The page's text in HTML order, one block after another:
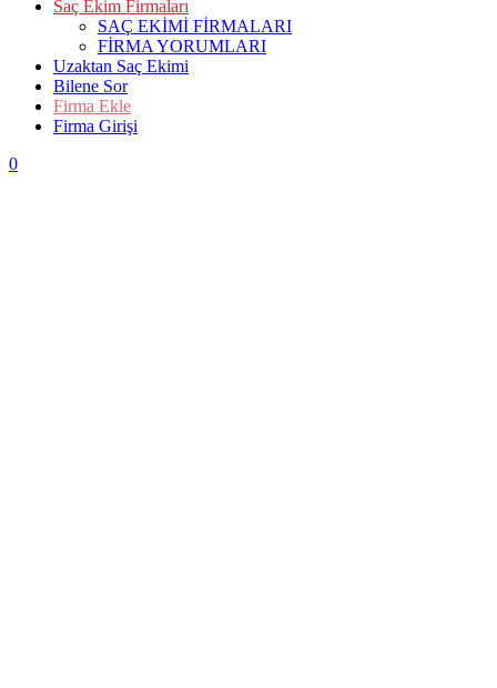
Saç Ekim Firmaları
SAÇ EKİMİ FİRMALARI
FİRMA YORUMLARI
Uzaktan Saç Ekimi
Bilene Sor
Firma Ekle
Firma Girişi
0